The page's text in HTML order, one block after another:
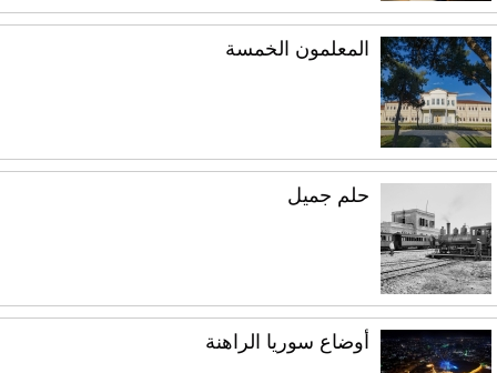
المعلمون الخمسة
حلم جميل
أوضاع سوريا الراهنة